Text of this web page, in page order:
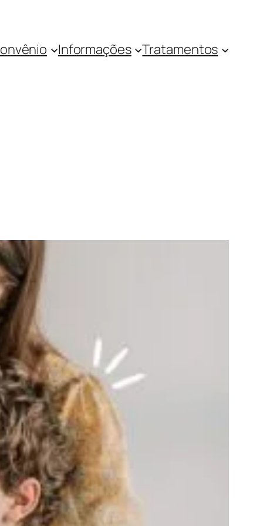
Informações Tratamentos